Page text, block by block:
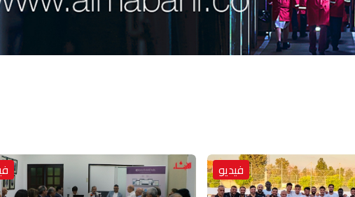
فيديو